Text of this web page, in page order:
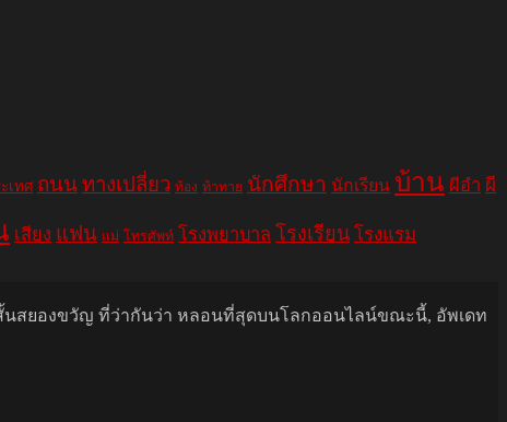
เทศ ถนนทางเปลี่ยว ท้อง ท้าทาย นักศึกษา นักเรียน บ้าน ผีอำ ผี
เสียง แฟน แม่ โทรศัพท์ โรงพยาบาล โรงเรียน โรงแรม
สั้นสยองขวัญ ที่ว่ากันว่า หลอนที่สุดบนโลกออนไลน์ขณะนี้, อัพเดท